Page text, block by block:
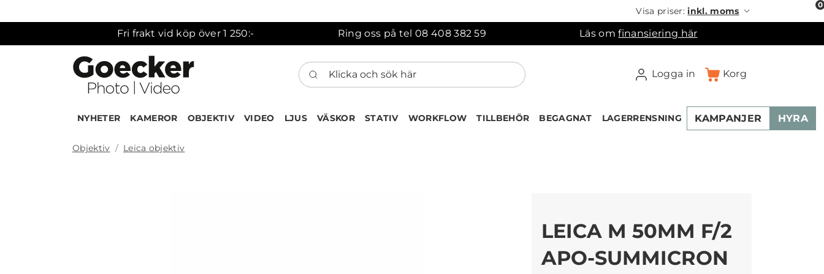
Visa priser:inkl. moms
Fri frakt vid köp över 1 250:- Ring oss på tel 08 408 382 59 Läs omfinansiering här
Klicka och sök här
Logga in Korg
0
NYHETER KAMEROR OBJEKTIV VIDEO LJUS VÄSKOR STATIV WORKFLOW TILLBEHÖR BEGAGNAT LAGERRENSNING KAMPANJER HYRA
Objektiv Leica objektiv
LEICA M 50MM F/2
APO-SUMMICRON